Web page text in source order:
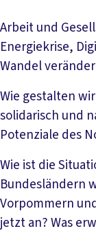
Arbeit und
Energiekrise,
Wandel
Wie gestalten
solidarisch und
Potenziale des
Wie ist die
Bundesländern
Vorpommern
jetzt an? Was